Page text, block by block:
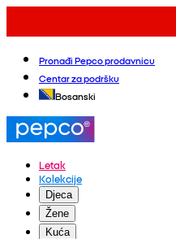
Pronađi Pepco prodavnicu
Centar za podršku
Bosanski
Letak
Kolekcije
Djeca
Žene
Kuća